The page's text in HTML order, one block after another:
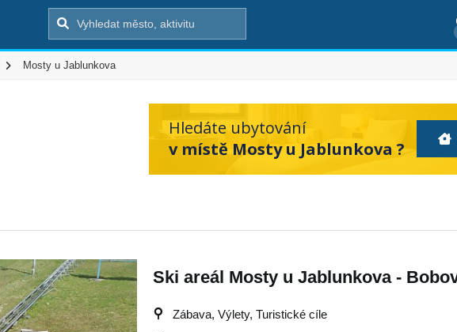
Mosty u Jablunkova
Hledáte ubytování
v místě Mosty u Jablunkova ?
Ski areál Mosty u Jablunkova -
Zábava, Výlety, Turistické cíle